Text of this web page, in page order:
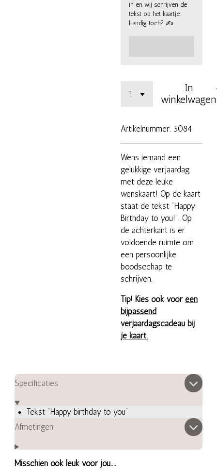
in en wij schrijven de
tekst op het kaartje.
Handig toch? ✍
In
winkelwagen
Artikelnummer: 5084
Wens iemand een
gelukkige verjaardag
met deze leuke
wenskaart! Op de kaart
staat de tekst "Happy
Birthday to you!". Op
de achterkant is er
voldoende ruimte om
een persoonlijke
boodscchap te
schrijven.
Tip! Kies ook voor een
bijpassend
verjaardagscadeau bij
je kaart.
Specificaties
Tekst "Happy birthday to you"
Afmetingen
Misschien ook leuk voor jou....